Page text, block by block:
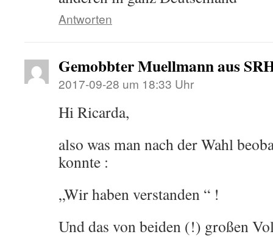
Antworten
Gemobbter Muellmann aus
2017-09-28 um 18:33 Uhr
Hi Ricarda,
also was man nach der Wahl
konnte :
„Wir haben verstanden “ !
Und das von beiden (!) großen